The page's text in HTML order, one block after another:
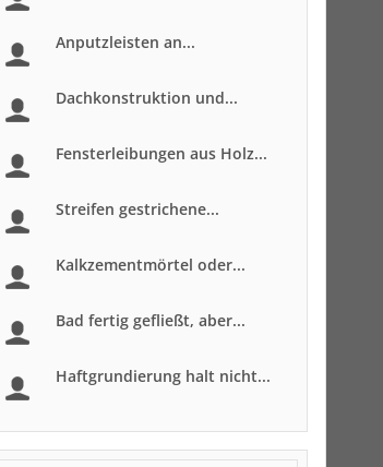
Anputzleisten an...
Dachkonstruktion und...
Fensterleibungen aus Holz...
Streifen gestrichene...
Kalkzementmörtel oder...
Bad fertig gefließt, aber...
Haftgrundierung halt nicht...